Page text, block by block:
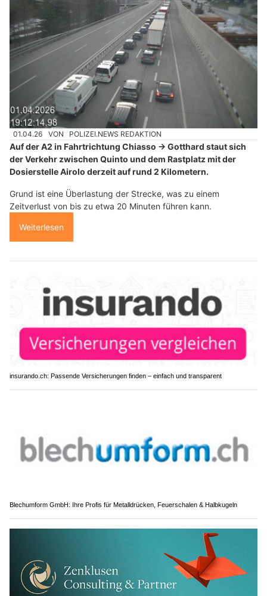
01.04.26 VON POLIZEI.NEWS REDAKTION
Auf der A2 in Fahrtrichtung Chiasso → Gotthard staut sich
der Verkehr zwischen Quinto und dem Rastplatz mit der
Dosierstelle Airolo derzeit auf rund 2 Kilometern.
Grund ist eine Überlastung der Strecke, was zu einem
Zeitverlust von bis zu etwa 20 Minuten führen kann.
Weiterlesen
insurando.ch: Passende Versicherungen finden – einfach und transparent
Blechumform GmbH: Ihre Profis für Metalldrücken, Feuerschalen & Halbkugeln